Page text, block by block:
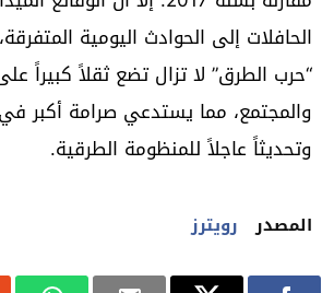
الحافلات إلى الحوادث اليومية
“حرب الطرق” لا تزال تضع ثقلاً كبيراً
والمجتمع، مما يستدعي صرامة أكبر
وتحديثاً عاجلاً للمنظومة الطرقية.
المصدر رويترز